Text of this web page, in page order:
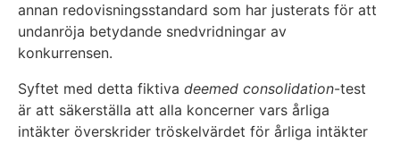
annan redovisningsstandard som har justerats för att
undanröja betydande snedvridningar av
konkurrensen.
Syftet med detta fiktiva deemed consolidation-test
är att säkerställa att alla koncerner vars årliga
intäkter överskrider tröskelvärdet för årliga intäkter